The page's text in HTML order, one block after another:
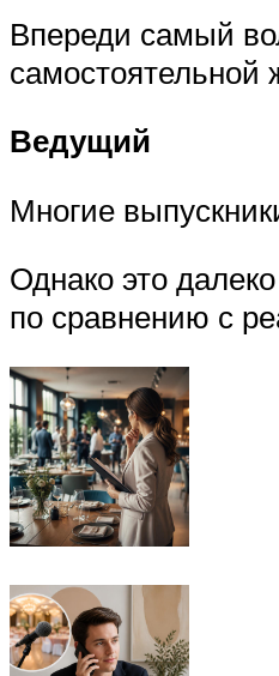
Впереди самый
самостоятельной
Ведущий
Многие
Однако это
по сравнению с